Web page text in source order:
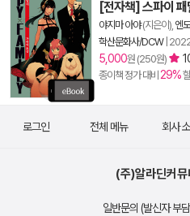
[전자책] 스파이
야지마 아야(지은이), 엔
학산문화사/DCW|
5,000원 (250원)
종이책 정가 대비 29%
로그인 전체 메뉴 회사
(주)알라딘커뮤
일반문의 (발신자 부